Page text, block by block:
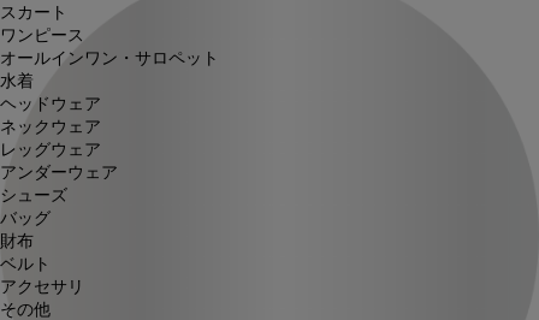
スカート
ワンピース
オールインワン・サロペット
水着
ヘッドウェア
ネックウェア
レッグウェア
アンダーウェア
シューズ
バッグ
財布
ベルト
アクセサリ
その他